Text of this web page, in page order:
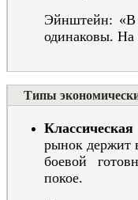
Эйнштейн: «В
одинаковы.
Типы
рынок держит
боевой
покое.